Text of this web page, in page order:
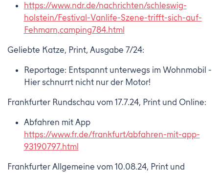
https://www.ndr.de/nachrichten/schleswig-
holstein/Festival-Vanlife-Szene-trifft-sich-auf-
Fehmarn,camping784.html
Geliebte Katze, Print, Ausgabe 7/24:
Reportage: Entspannt unterwegs im Wohnmobil -
Hier schnurrt nicht nur der Motor!
Frankfurter Rundschau vom 17.7.24, Print und Online:
Abfahren mit App
https://www.fr.de/frankfurt/abfahren-mit-app-
93190797.html
Frankfurter Allgemeine vom 10.08.24, Print und